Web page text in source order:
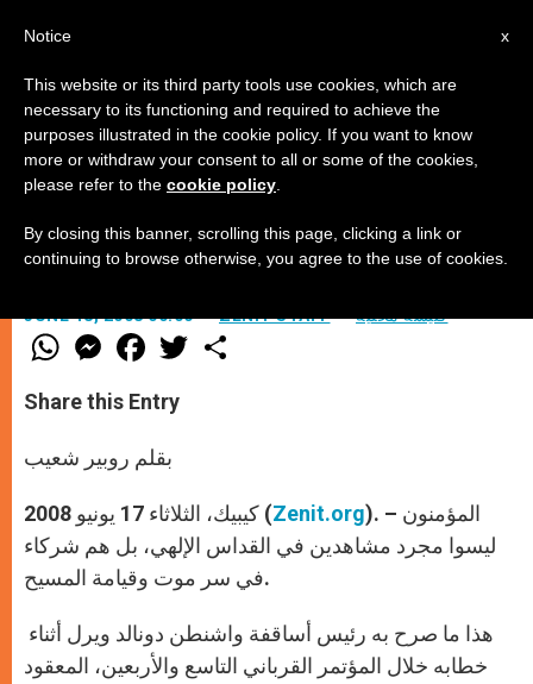
الافخارستيا: هبة الله وتقادم الإنسان
–
JUNE 18, 2008 00:00 ZENIT STAFF كنيسة محليّة
W
h
t
s
p
p
M
e
s
e
e
F
a
e
b
o
k
w
Share this Entry
بقلم روبير شعيب
كيبيك، الثلاثاء 17 يونيو 2008 (Zenit.org). – المؤمنون
ليسوا مجرد مشاهدين في القداس الإلهي، بل هم شركاء
في سر موت وقيامة المسيح.
خطابه خلال المؤتمر القرباني التاسع والأربعين، المعقود
x
Notice
This website or its third party tools use cookies, which are
necessary to its functioning and required to achieve the
purposes illustrated in the cookie policy. If you want to know
more or withdraw your consent to all or some of the cookies,
please refer to the cookie policy
By closing this banner, scrolling this page, clicking a link or
continuing to browse otherwise, you agree to the use of cookies.